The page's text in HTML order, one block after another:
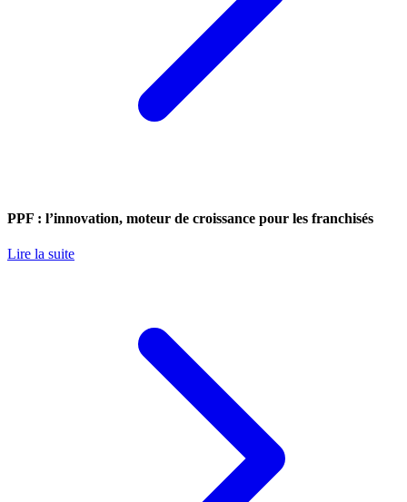
PPF : l’innovation, moteur de croissance pour les franchisés
Lire la suite